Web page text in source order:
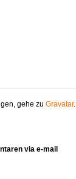
gehe zu Gravatar.
via e-mail